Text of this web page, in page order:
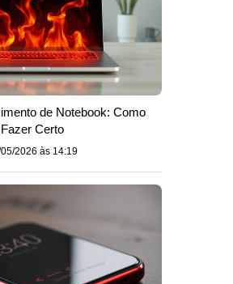
de Notebook: Como
Fazer Certo
2026 às 14:19